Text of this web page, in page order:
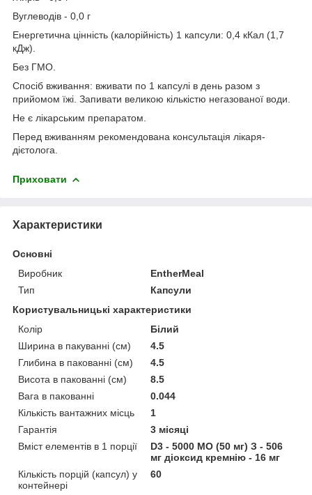
Вуглеводів - 0,0 г
Енергетична цінність (калорійність) 1 капсули: 0,4 кКал (1,7
кДж).
Без ГМО.
Спосіб вживання: вживати по 1 капсулі в день разом з
прийомом їжі. Запивати великою кількістю негазованої води.
Не є лікарським препаратом.
Перед вживанням рекомендована консультація лікаря-
дієтолога.
Приховати
Характеристики
Основні
Виробник
EntherMeal
Тип
Капсули
Користувальницькі характеристики
Колір
Білий
Ширина в пакуванні (см)
4.5
Глибина в пакованні (см)
4.5
Висота в пакованні (см)
8.5
Вага в пакованні
0.044
Кількість вантажних місць
1
Гарантія
3 місяці
Вміст елементів в 1 порції
D3 - 5000 МО (50 мг) З - 506
мг діоксид кремнію - 16 мг
Кількість порцій (капсул) у
контейнері
60